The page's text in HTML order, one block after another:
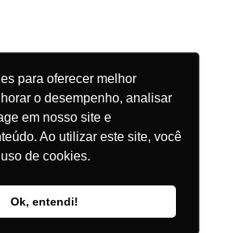
para oferecer melhor
o desempenho, analisar
em nosso site e
Ao utilizar este site, você
de cookies.
Ok, entendi!